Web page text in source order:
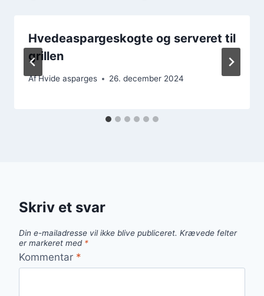
Hvedeaspargeskogte og serveret til
grillen
AfHvide asparges 26. december 2024
Skriv et svar
Din e-mailadresse vil ikke blive publiceret. Krævede felter
er markeret med *
Kommentar *